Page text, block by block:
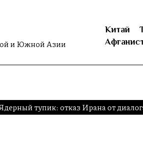
и Южной Азии
Китай
тупик: отказ Ирана от